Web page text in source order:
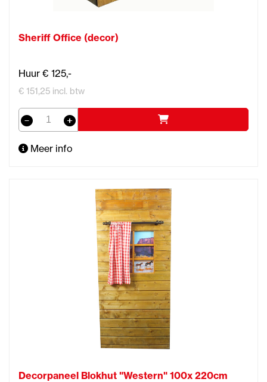
Sheriff Office (decor)
Huur € 125,-
€ 151,25 incl. btw
Meer info
Decorpaneel Blokhut "Western" 100x 220cm